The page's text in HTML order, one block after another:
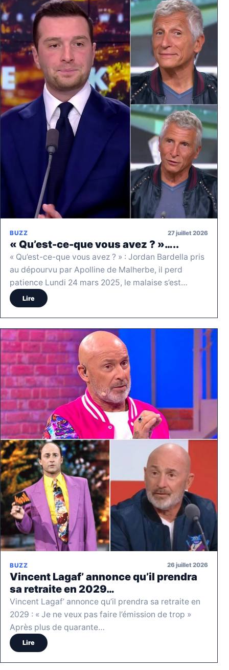
BUZZ 27 juillet 2026
« Qu’est-ce-que vous avez ? »…..
« Qu’est-ce-que vous avez ? » : Jordan Bardella pris
au dépourvu par Apolline de Malherbe, il perd
patience Lundi 24 mars 2025, le malaise s’est…
Lire
BUZZ 26 juillet 2026
Vincent Lagaf’ annonce qu’il prendra
sa retraite en 2029…
Vincent Lagaf’ annonce qu’il prendra sa retraite en
2029 : « Je ne veux pas faire l’émission de trop »
Après plus de quarante…
Lire